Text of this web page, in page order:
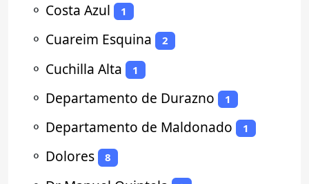
⚬ Costa Azul 1
⚬ Cuareim Esquina 2
⚬ Cuchilla Alta 1
⚬ Departamento de Durazno 1
⚬ Departamento de Maldonado 1
⚬ Dolores 8